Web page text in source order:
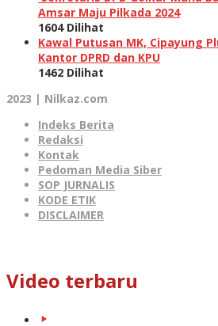
Amsar Maju Pilkada 2024
1604 Dilihat
Kawal Putusan MK, Cipayung
Kantor DPRD dan KPU
1462 Dilihat
2023 | Nilkaz.com
Indeks Berita
Redaksi
Kontak
Pedoman Media Siber
SOP JURNALIS
KODE ETIK
DISCLAIMER
Video terbaru